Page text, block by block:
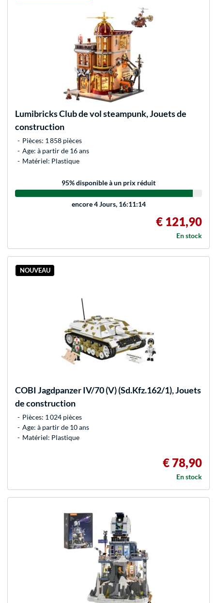
LumibricksClub de vol steampunk, Jouets de
construction
Pièces: 1 858 pièces
Age: à partir de 16 ans
Matériel: Plastique
95% disponible à un prix réduit
encore4 Jours, 16:11:14
€ 121,90
En stock
NOUVEAU
COBI Jagdpanzer IV/70 (V) (Sd.Kfz.162/1), Jouets
de construction
Pièces: 1 024 pièces
Age: à partir de 10 ans
Matériel: Plastique
€ 78,90
En stock